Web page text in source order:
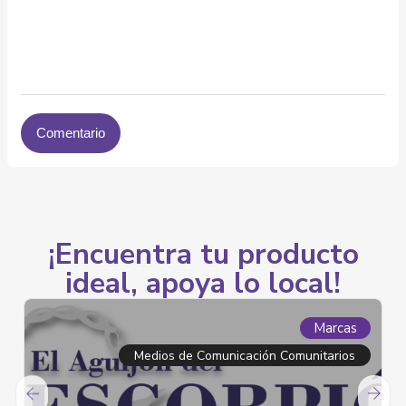
¡Encuentra tu producto
ideal, apoya lo local!
Marcas
Comunitarios